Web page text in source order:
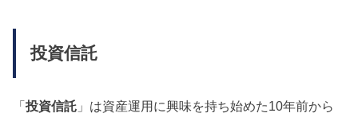
投資信託
「投資信託 」は資産運用に興味を持ち始めた10年前から